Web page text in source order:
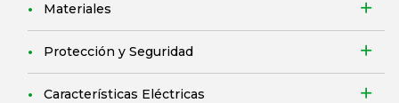
Materiales
Protección y Seguridad
Características Eléctricas